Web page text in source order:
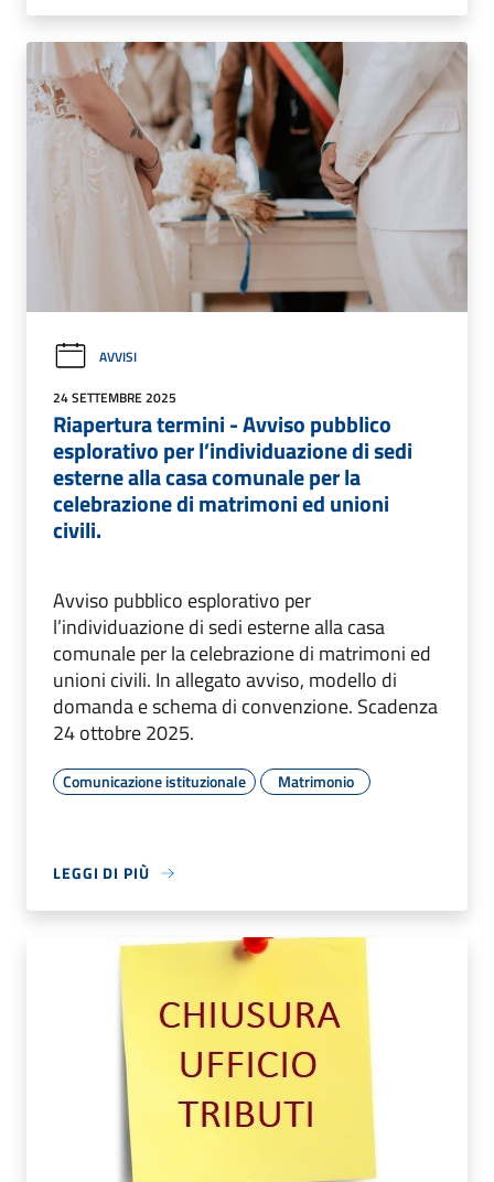
AVVISI
24 SETTEMBRE 2025
Riapertura termini - Avviso pubblico
esplorativo per l’individuazione di sedi
esterne alla casa comunale per la
celebrazione di matrimoni ed unioni
civili.
Avviso pubblico esplorativo per
l’individuazione di sedi esterne alla casa
comunale per la celebrazione di matrimoni ed
unioni civili. In allegato avviso, modello di
domanda e schema di convenzione. Scadenza
24 ottobre 2025.
Comunicazione istituzionale Matrimonio
LEGGI DI PIÙ